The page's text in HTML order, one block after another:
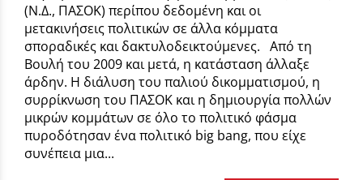
(Ν.Δ., ΠΑΣΟΚ) περίπου δεδομένη και οι
μετακινήσεις πολιτικών σε άλλα κόμματα
σποραδικές και δακτυλοδεικτούμενες. Από τη
Βουλή του 2009 και μετά, η κατάσταση άλλαξε
άρδην. Η διάλυση του παλιού δικομματισμού, η
συρρίκνωση του ΠΑΣΟΚ και η δημιουργία πολλών
μικρών κομμάτων σε όλο το πολιτικό φάσμα
πυροδότησαν ένα πολιτικό big bang, που είχε
συνέπεια μια...